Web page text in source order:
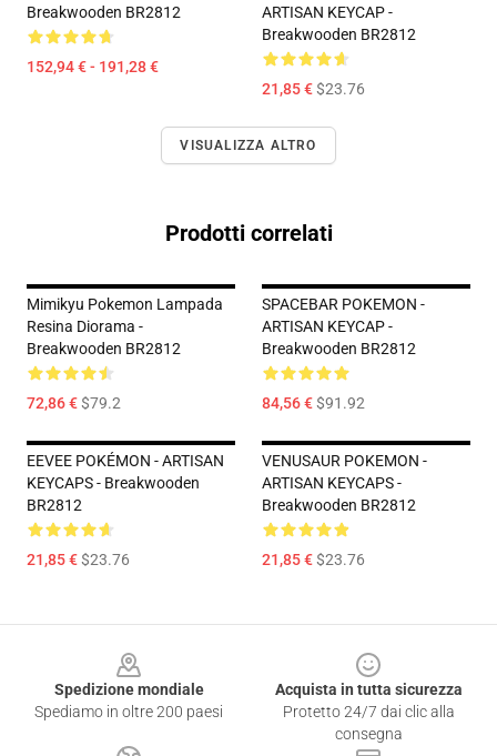
Breakwooden BR2812
152,94 € - 191,28 €
ARTISAN KEYCAP -
Breakwooden BR2812
21,85 €$23.76
VISUALIZZA ALTRO
Prodotti correlati
Mimikyu Pokemon Lampada
Resina Diorama -
Breakwooden BR2812
72,86 €$79.2
SPACEBAR POKEMON -
ARTISAN KEYCAP -
Breakwooden BR2812
84,56 €$91.92
EEVEE POKÉMON - ARTISAN
KEYCAPS - Breakwooden
BR2812
21,85 €$23.76
VENUSAUR POKEMON -
ARTISAN KEYCAPS -
Breakwooden BR2812
21,85 €$23.76
Spedizione mondiale
Spediamo in oltre 200 paesi
Acquista in tutta sicurezza
Protetto 24/7 dai clic alla
consegna